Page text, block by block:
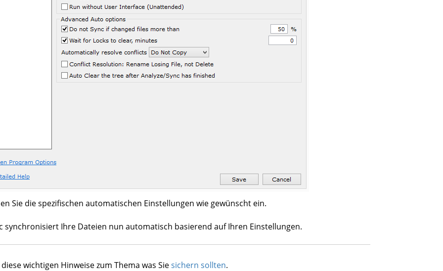
Sie die spezifischen automatischen Einstellungen wie gewünscht ein.
synchronisiert Ihre Dateien nun automatisch basierend auf Ihren Einstellungen.
diese wichtigen Hinweise zum Thema was Siesichern sollten.